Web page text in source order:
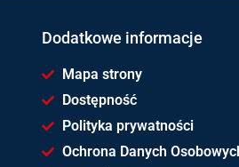
Dodatkowe informacje
Mapa strony
Dostępność
Polityka prywatności
Ochrona Danych